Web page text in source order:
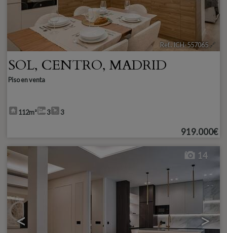
Ref.. ICH-557065🔗
SOL, CENTRO, MADRID
Piso en venta
112m² 3 3
919.000€
< >
14